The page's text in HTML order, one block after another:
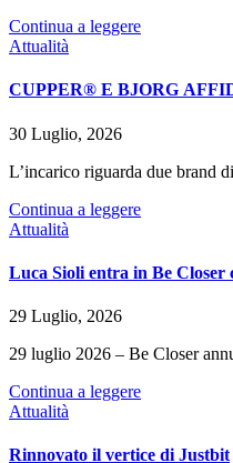
Continua a leggere
Attualità
CUPPER® E BJORG
30 Luglio, 2026
L’incarico riguarda due brand
Continua a leggere
Attualità
Luca Sioli entra in Be
29 Luglio, 2026
29 luglio 2026 – Be Closer
Continua a leggere
Attualità
Rinnovato il vertice di Justbit